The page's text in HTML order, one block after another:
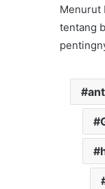
Menurut
tentang